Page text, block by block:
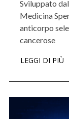
Sviluppato
Medicina
anticorpo
cancerose
LEGGI DI PIÙ